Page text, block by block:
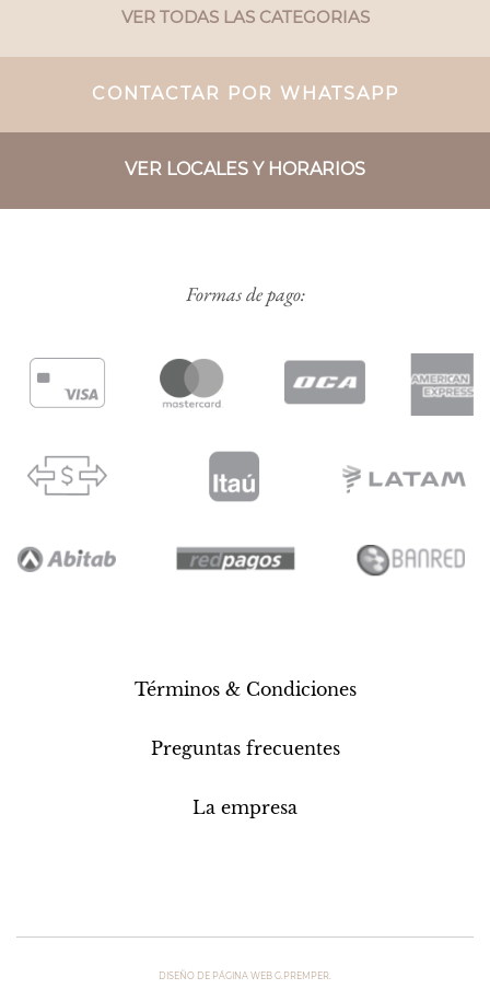
VER TODAS LAS CATEGORIAS
CONTACTAR POR WHATSAPP
VER LOCALES Y HORARIOS
Formas de pago:
Términos & Condiciones
Preguntas frecuentes
La empresa
DISEÑO DE PÁGINA WEB G.PREMPER.